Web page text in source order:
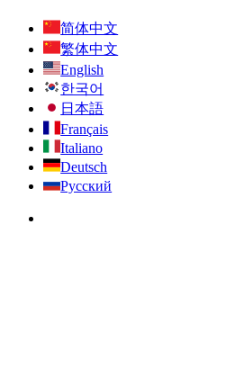
简体中文
繁体中文
English
한국어
日本語
Français
Italiano
Deutsch
Русский